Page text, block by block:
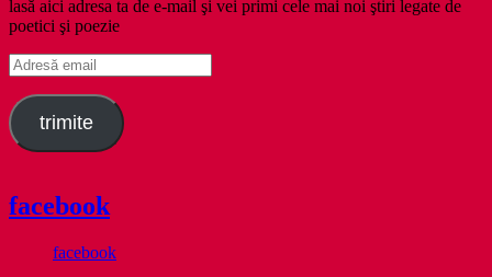
lasă aici adresa ta de e-mail şi vei primi cele mai noi ştiri legate de
poetici şi poezie
Adresă
email
trimite
facebook
facebook